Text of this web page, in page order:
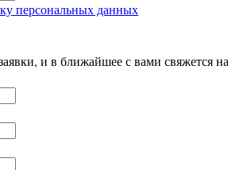
персональных данных
и в ближайшее с вами свяжется